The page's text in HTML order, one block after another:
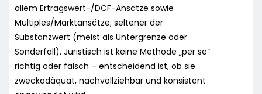
allem Ertragswert-/DCF-Ansätze sowie
Multiples/Marktansätze; seltener der
Substanzwert (meist als Untergrenze oder
Sonderfall). Juristisch ist keine Methode „per se“
richtig oder falsch – entscheidend ist, ob sie
zweckadäquat, nachvollziehbar und konsistent